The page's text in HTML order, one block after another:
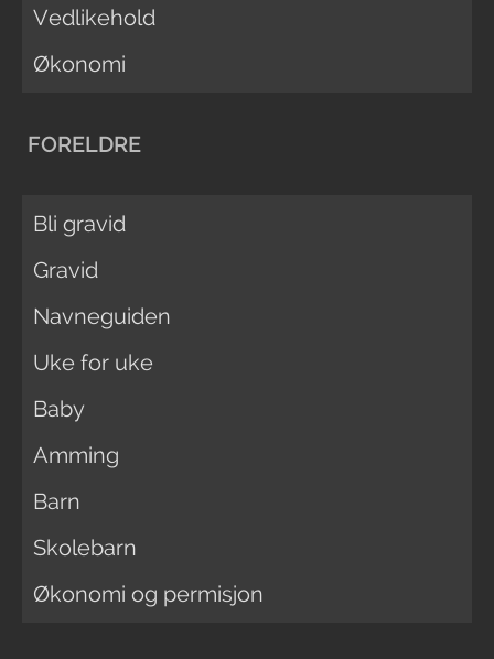
Vedlikehold
Økonomi
FORELDRE
Bli gravid
Gravid
Navneguiden
Uke for uke
Baby
Amming
Barn
Skolebarn
Økonomi og permisjon